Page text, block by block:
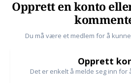
Opprett en konto
Du må være et medlem for å
Opprett
Det er enkelt å melde seg inn for